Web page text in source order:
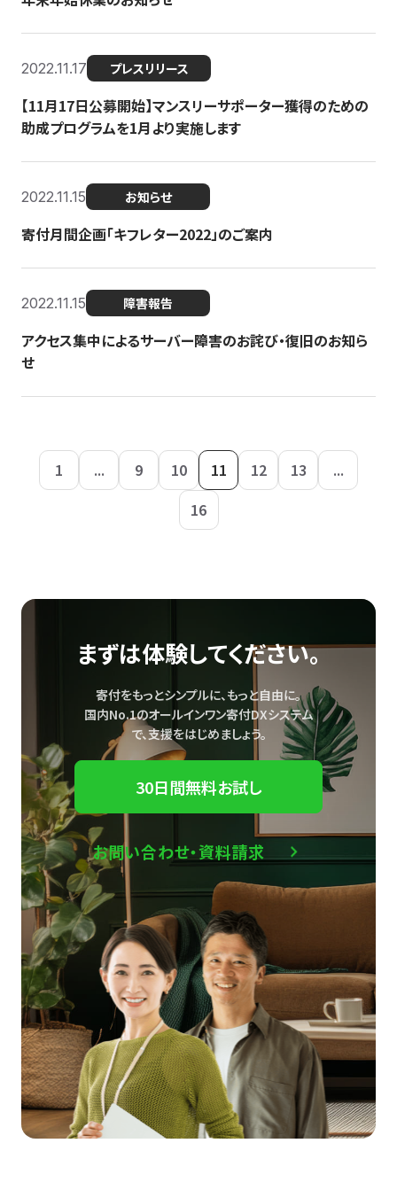
2022.11.17 プレスリリース
【11月17日公募開始】マンスリーサポーター獲得のための
助成プログラムを1月より実施します
2022.11.15 お知らせ
寄付月間企画「キフレター2022」のご案内
2022.11.15 障害報告
アクセス集中によるサーバー障害のお詫び・復旧のお知ら
せ
1 ... 9 10 11 12 13
...
16
まずは体験してください。
寄付をもっとシンプルに、もっと自由に。
国内No.1のオールインワン寄付DXシステム
で、支援をはじめましょう。
30日間無料お試し
お問い合わせ・資料請求